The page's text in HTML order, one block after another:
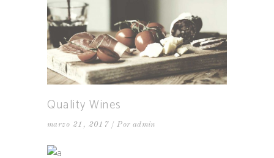
Quality Wines
marzo 21, 2017 Por admin